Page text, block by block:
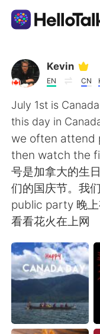
Appli
AI Grammar
Français
English
繁體中文
日本語
Русский
Indonesia
Kevin
EN CN
July 1st is
this day in
we often attend
then watch the
号是加拿大的生
们的国庆节。我
public party 晚
看看花火在上网